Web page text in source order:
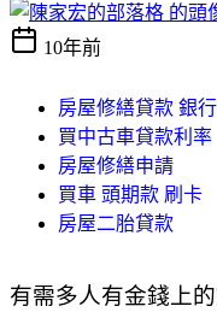
10年前
房屋修繕貸款 銀行
買中古車貸款利率
房屋修繕申請
買車 頭期款 刷卡
房屋二胎貸款
有需多人有金錢上